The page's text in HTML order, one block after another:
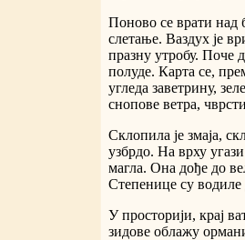
Поново се врати над
слетање. Ваздух је
празну утробу. Поче
полуде. Карта се,
угледа заветрину,
снопове ветра,
Склопила је змаја,
узбрдо. На врху
магла. Она дође до
Степенице су
У просторији, крај
зидове облажу